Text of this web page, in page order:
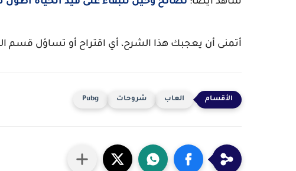
أتمنى أن يعجبك هذا الشرح، أي اقتراح أو تساؤل قسم
العاب شروحات Pubg